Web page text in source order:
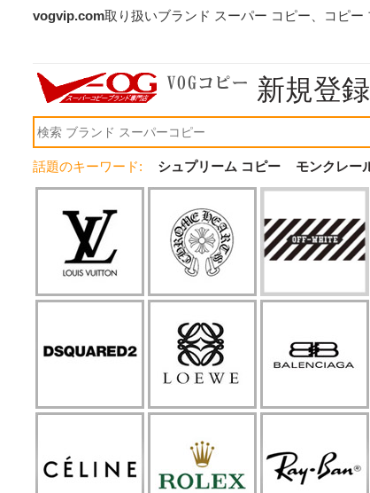
vogvip.com取り扱いブランド スーパー コピー、コピー
新規登録
話題のキーワード: シュプリーム コピー モンクレー